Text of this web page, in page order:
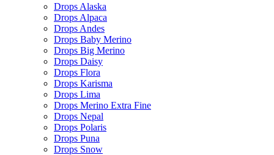
Drops Alaska
Drops Alpaca
Drops Andes
Drops Baby Merino
Drops Big Merino
Drops Daisy
Drops Flora
Drops Karisma
Drops Lima
Drops Merino Extra Fine
Drops Nepal
Drops Polaris
Drops Puna
Drops Snow